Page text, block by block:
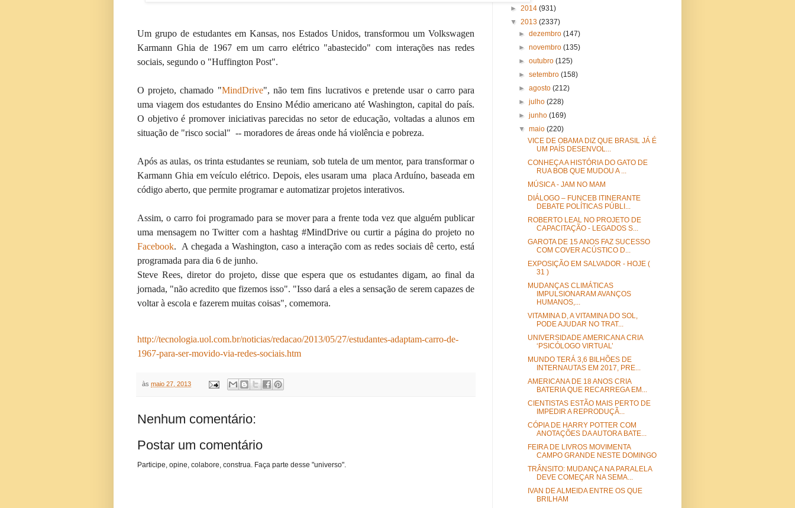
Um grupo de estudantes em Kansas, nos Estados Unidos, transformou um Volkswagen
Karmann Ghia de 1967 em um carro elétrico "abastecido" com interações nas redes
sociais, segundo o "Huffington Post".
O projeto, chamado "MindDrive", não tem fins lucrativos e pretende usar o carro para
uma viagem dos estudantes do Ensino Médio americano até Washington, capital do país.
O objetivo é promover iniciativas parecidas no setor de educação, voltadas a alunos em
situação de "risco social" -- moradores de áreas onde há violência e pobreza.
Após as aulas, os trinta estudantes se reuniam, sob tutela de um mentor, para transformar o
Karmann Ghia em veículo elétrico. Depois, eles usaram uma placa Arduíno, baseada em
código aberto, que permite programar e automatizar projetos interativos.
Assim, o carro foi programado para se mover para a frente toda vez que alguém publicar
uma mensagem no Twitter com a hashtag #MindDrive ou curtir a página do projeto no
Facebook. A chegada a Washington, caso a interação com as redes sociais dê certo, está
programada para dia 6 de junho.
Steve Rees, diretor do projeto, disse que espera que os estudantes digam, ao final da
jornada, "não acredito que fizemos isso". "Isso dará a eles a sensação de serem capazes de
voltar à escola e fazerem muitas coisas", comemora.
http://tecnologia.uol.com.br/noticias/redacao/2013/05/27/estudantes-adaptam-carro-de-
1967-para-ser-movido-via-redes-sociais.htm
às maio 27, 2013
Nenhum comentário:
Postar um comentário
Participe, opine, colabore, construa. Faça parte desse "universo".
► 2014 (931)
▼ 2013 (2337)
►dezembro(147)
►novembro(135)
►outubro(125)
►setembro(158)
►agosto(212)
►julho(228)
►junho(169)
▼maio(220)
VICE DE OBAMA DIZ QUE BRASIL JÁ É
UM PAÍS DESENVOL...
CONHEÇA A HISTÓRIA DO GATO DE
RUA BOB QUE MUDOU A ...
MÚSICA - JAM NO MAM
DIÁLOGO – FUNCEB ITINERANTE
DEBATE POLÍTICAS PÚBLI...
ROBERTO LEAL NO PROJETO DE
CAPACITAÇÃO - LEGADOS S...
GAROTA DE 15 ANOS FAZ SUCESSO
COM COVER ACÚSTICO D...
EXPOSIÇÃO EM SALVADOR - HOJE (
31 )
MUDANÇAS CLIMÁTICAS
IMPULSIONARAM AVANÇOS
HUMANOS,...
VITAMINA D, A VITAMINA DO SOL,
PODE AJUDAR NO TRAT...
UNIVERSIDADE AMERICANA CRIA
‘PSICÓLOGO VIRTUAL’
MUNDO TERÁ 3,6 BILHÕES DE
INTERNAUTAS EM 2017, PRE...
AMERICANA DE 18 ANOS CRIA
BATERIA QUE RECARREGA EM...
CIENTISTAS ESTÃO MAIS PERTO DE
IMPEDIR A REPRODUÇÃ...
CÓPIA DE HARRY POTTER COM
ANOTAÇÕES DA AUTORA BATE...
FEIRA DE LIVROS MOVIMENTA
CAMPO GRANDE NESTE DOMINGO
TRÂNSITO: MUDANÇA NA PARALELA
DEVE COMEÇAR NA SEMA...
IVAN DE ALMEIDA ENTRE OS QUE
BRILHAM